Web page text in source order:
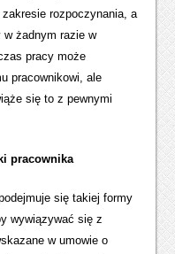
rozpoczynania, a
żadnym razie w
pracy może
pracownikowi, ale
się to z pewnymi
pracownika
się takiej formy
wywiązywać się z
w umowie o